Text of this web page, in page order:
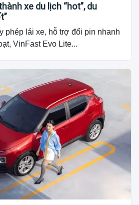
xe du lịch “hot”, du
phép lái xe, hỗ trợ đổi pin nhanh
VinFast Evo Lite...